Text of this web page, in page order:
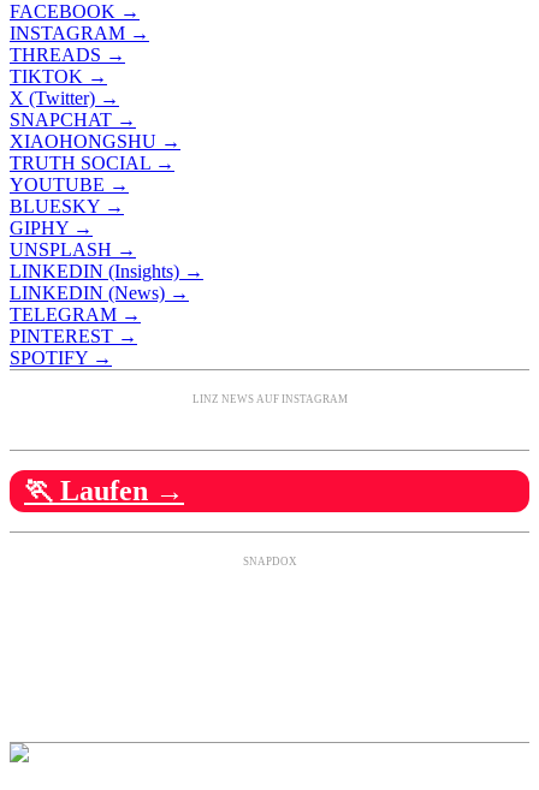
FACEBOOK →
INSTAGRAM →
THREADS →
TIKTOK →
X (Twitter) →
SNAPCHAT →
XIAOHONGSHU →
TRUTH SOCIAL →
YOUTUBE →
BLUESKY →
GIPHY →
UNSPLASH →
LINKEDIN (Insights) →
LINKEDIN (News) →
TELEGRAM →
PINTEREST →
SPOTIFY →
LINZ NEWS AUF INSTAGRAM
🏃 Laufen →
SNAPDOX